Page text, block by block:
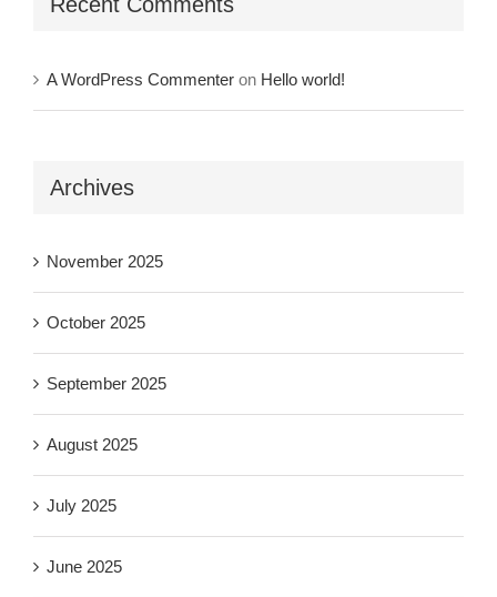
A WordPress Commenter on Hello world!
Archives
November 2025
October 2025
September 2025
August 2025
July 2025
June 2025